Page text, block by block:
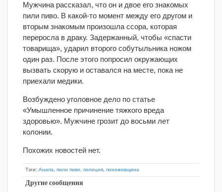
Мужчина рассказал, что он и двое его знакомых
пили пиво. В какой-то момент между его другом и
вторым знакомым произошла ссора, которая
переросла в драку. Задержанный, чтобы «спасти
товарища», ударил второго собутыльника ножом
один раз. После этого попросил окружающих
вызвать скорую и оставался на месте, пока не
приехали медики.
Возбуждено уголовное дело по статье
«Умышленное причинение тяжкого вреда
здоровью». Мужчине грозит до восьми лет
колонии.
Похожих новостей нет.
Тэги: Анапа пили пиво полиция поножовщина
Другие сообщения